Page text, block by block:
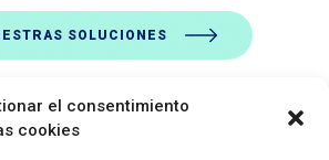
el consentimiento
cookies
SOLUCIONES